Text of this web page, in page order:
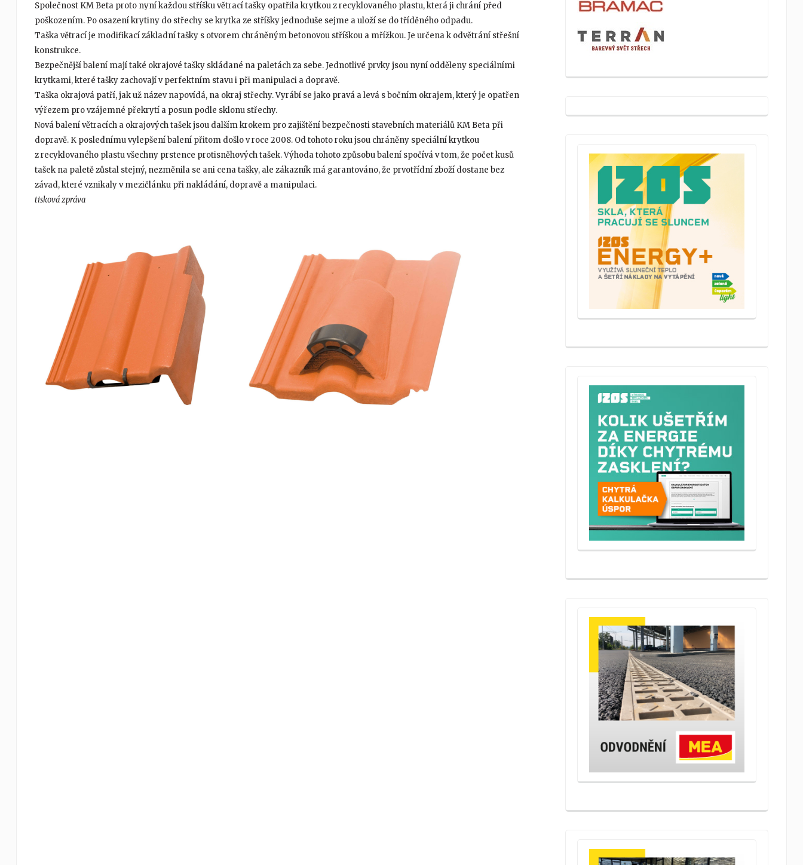
Společnost KM Beta proto nyní každou stříšku větrací tašky opatřila krytkou z recyklovaného plastu, která ji chrání před
poškozením. Po osazení krytiny do střechy se krytka ze stříšky jednoduše sejme a uloží se do tříděného odpadu.
Taška větrací je modifikací základní tašky s otvorem chráněným betonovou stříškou a mřížkou. Je určena k odvětrání střešní
konstrukce.
Bezpečnější balení mají také okrajové tašky skládané na paletách za sebe. Jednotlivé prvky jsou nyní odděleny speciálními
krytkami, které tašky zachovají v perfektním stavu i při manipulaci a dopravě.
Taška okrajová patří, jak už název napovídá, na okraj střechy. Vyrábí se jako pravá a levá s bočním okrajem, který je opatřen
výřezem pro vzájemné překrytí a posun podle sklonu střechy.
Nová balení větracích a okrajových tašek jsou dalším krokem pro zajištění bezpečnosti stavebních materiálů KM Beta při
dopravě. K poslednímu vylepšení balení přitom došlo v roce 2008. Od tohoto roku jsou chráněny speciální krytkou
z recyklovaného plastu všechny prstence protisněhových tašek. Výhoda tohoto způsobu balení spočívá v tom, že počet kusů
tašek na paletě zůstal stejný, nezměnila se ani cena tašky, ale zákazník má garantováno, že prvotřídní zboží dostane bez
závad, které vznikaly v mezičlánku při nakládání, dopravě a manipulaci.
tisková zpráva